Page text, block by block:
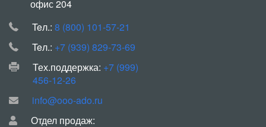
офис 204
Teл.: 8 (800) 101-57-21
Teл.: +7 (939) 829-73-69
Тех.поддержка: +7 (999)
456-12-26
info@ooo-ado.ru
Отдел продаж: